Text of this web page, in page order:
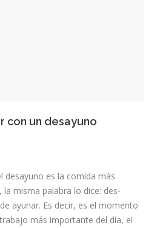
con un desayuno
desayuno es la comida más
misma palabra lo dice: des-
ayunar. Es decir, es el momento
más importante del día, el